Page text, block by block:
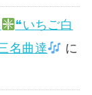
❝いちご白
名曲達
に